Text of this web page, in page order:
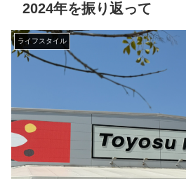
2024年を振り返って
ライフスタイル